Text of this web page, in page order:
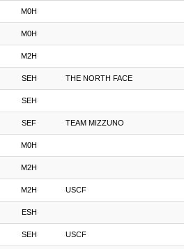
M0H
M0H
M2H
SEH THE NORTH FACE
SEH
SEF TEAM MIZZUNO
M0H
M2H
M2H USCF
ESH
SEH USCF